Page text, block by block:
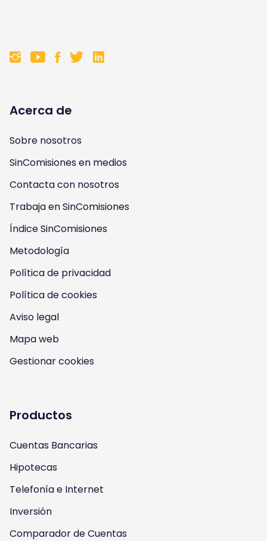
F
l
l
o
w
u
s
o
n
n
s
a
a
m
F
l
o
w
u
s
o
n
o
u
u
F
l
o
w
u
s
o
n
a
c
b
k
F
l
o
w
u
s
n
i
t
Acerca de
Sobre nosotros
SinComisiones en medios
Contacta con nosotros
Trabaja en SinComisiones
Índice SinComisiones
Metodología
Política de privacidad
Política de cookies
Aviso legal
Mapa web
Gestionar cookies
Productos
Cuentas Bancarias
Hipotecas
Telefonía e Internet
Inversión
Comparador de Cuentas